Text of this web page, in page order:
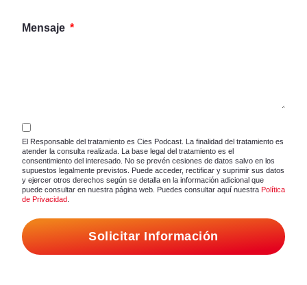
Mensaje
El Responsable del tratamiento es Cies Podcast. La finalidad del tratamiento es
atender la consulta realizada. La base legal del tratamiento es el
consentimiento del interesado. No se prevén cesiones de datos salvo en los
supuestos legalmente previstos. Puede acceder, rectificar y suprimir sus datos
y ejercer otros derechos según se detalla en la información adicional que
puede consultar en nuestra página web. Puedes consultar aquí nuestra Política
de Privacidad
Solicitar Información